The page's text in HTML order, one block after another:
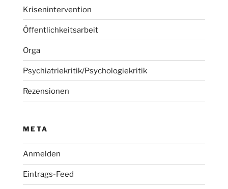
Krisenintervention
Öffentlichkeitsarbeit
Orga
Psychiatriekritik/Psychologiekritik
Rezensionen
META
Anmelden
Eintrags-Feed